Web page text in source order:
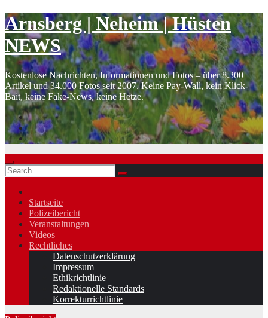
Inhalt
springen
Skip
to
content
Arnsberg | Neheim | Hüsten
NEWS
Kostenlose Nachrichten, Informationen und Fotos – über 8.300
Artikel und 34.000 Fotos seit 2007. Keine Pay-Wall, kein Klick-
Bait, keine Fake-News, keine Hetze.
Startseite
Polizeibericht
Veranstaltungen
Videos
Rechtliches
Datenschutzerklärung
Impressum
Ethikrichtlinie
Redaktionelle Standards
Korrekturrichtlinie